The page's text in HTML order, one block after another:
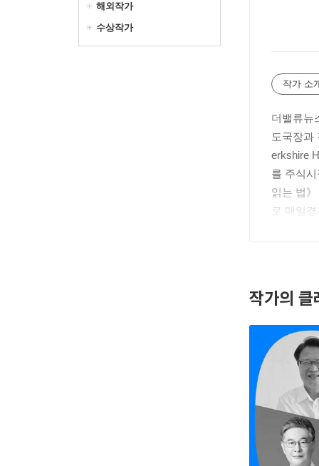
해외작가
수상작가
작가 소
더밸류뉴
도국장과
erkshire
를 주식
읽는 법
로 매일
작가의